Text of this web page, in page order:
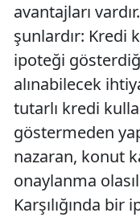
avantajları
şunlardır: Kredi
ipoteği
alınabilecek
tutarlı kredi
göstermeden
nazaran, konut
onaylanma
Karşılığında